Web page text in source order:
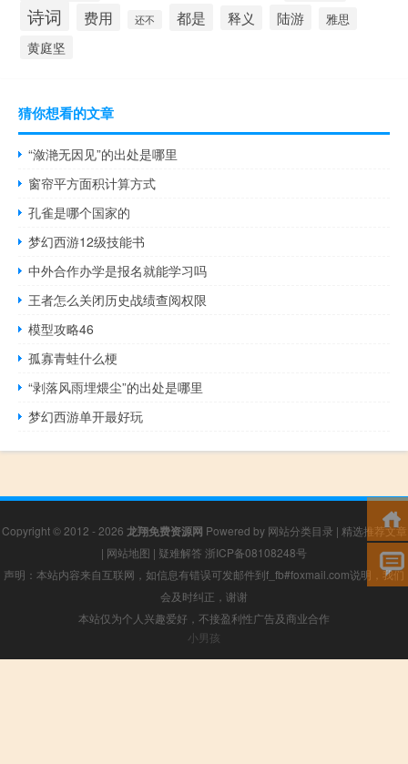
诗词 费用 还不 都是 释义 陆游 雅思
黄庭坚
猜你想看的文章
“潋滟无因见”的出处是哪里
窗帘平方面积计算方式
孔雀是哪个国家的
梦幻西游12级技能书
中外合作办学是报名就能学习吗
王者怎么关闭历史战绩查阅权限
模型攻略46
孤寡青蛙什么梗
“剥落风雨埋煨尘”的出处是哪里
梦幻西游单开最好玩
Copyright © 2012 - 2026 龙翔免费资源网 Powered by 网站分类目录 | 精选推荐文章
| 网站地图 | 疑难解答 浙ICP备08108248号
声明：本站内容来自互联网，如信息有错误可发邮件到f_fb#foxmail.com说明，我们
会及时纠正，谢谢
本站仅为个人兴趣爱好，不接盈利性广告及商业合作
小男孩